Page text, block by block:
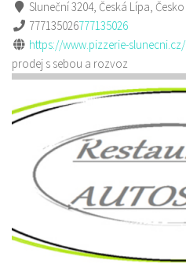
Sluneční 3204, Česká Lípa, Česko
777135026777135026
https://www.pizzerie-slunecni.cz/
prodej s sebou a rozvoz